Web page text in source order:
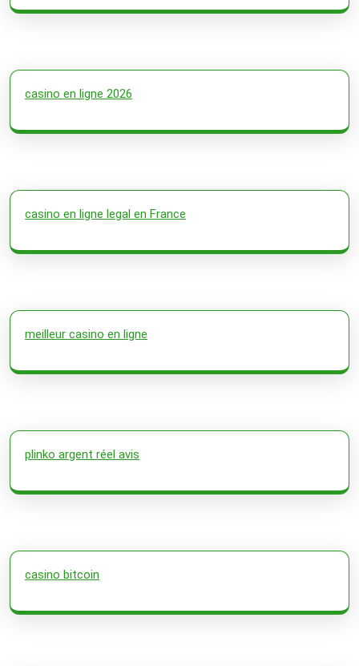
casino en ligne 2026
casino en ligne legal en France
meilleur casino en ligne
plinko argent réel avis
casino bitcoin